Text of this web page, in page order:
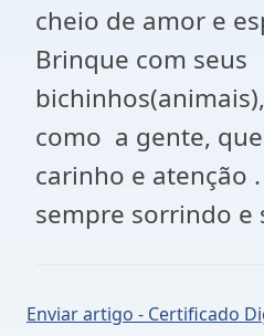
cheio de amor e
Brinque com seus
como a gente,
carinho e atenção
sempre sorrindo e
Enviar artigo - Certificado